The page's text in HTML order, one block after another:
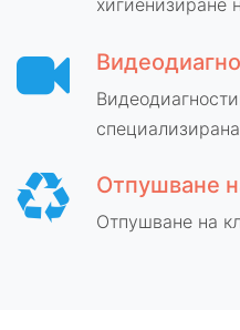
Отпушване
Отпушване на